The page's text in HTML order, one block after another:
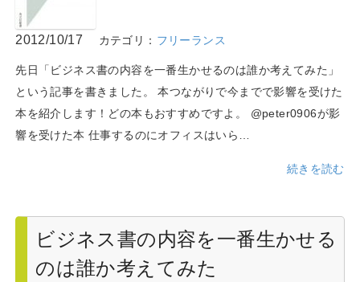
2012/10/17 カテゴリ： フリーランス
先日「ビジネス書の内容を一番生かせるのは誰か考えてみた」
という記事を書きました。 本つながりで今までで影響を受けた
本を紹介します！どの本もおすすめですよ。 @peter0906が影
響を受けた本 仕事するのにオフィスはいら…
続きを読む
ビジネス書の内容を一番生かせる
のは誰か考えてみた